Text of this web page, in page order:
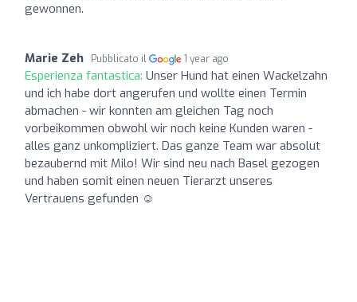
gewonnen.
Marie Zeh Pubblicato il 1 year ago
Esperienza fantastica: Unser Hund hat einen Wackelzahn
und ich habe dort angerufen und wollte einen Termin
abmachen - wir konnten am gleichen Tag noch
vorbeikommen obwohl wir noch keine Kunden waren -
alles ganz unkompliziert. Das ganze Team war absolut
bezaubernd mit Milo! Wir sind neu nach Basel gezogen
und haben somit einen neuen Tierarzt unseres
Vertrauens gefunden ☺️